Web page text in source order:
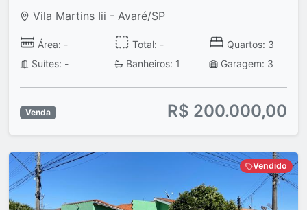
Vila Martins Iii - Avaré/SP
Área: - Total: -
Quartos: 3
Suítes: -
Banheiros: 1 Garagem: 3
Venda R$ 200.000,00
Vendido